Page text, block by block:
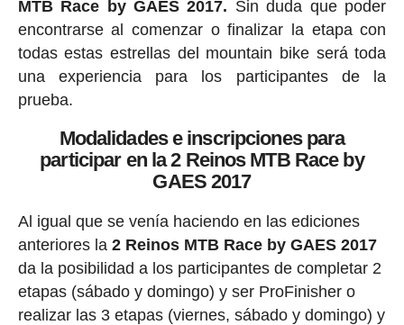
MTB Race by GAES 2017. Sin duda que poder
encontrarse al comenzar o finalizar la etapa con
todas estas estrellas del mountain bike será toda
una experiencia para los participantes de la
prueba.
Modalidades e inscripciones para
participar en la2 Reinos MTB Race by
GAES 2017
Al igual que se venía haciendo en las ediciones
anteriores la 2 Reinos MTB Race by GAES 2017
da la posibilidad a los participantes de completar 2
etapas (sábado y domingo) y ser ProFinisher o
realizar las 3 etapas (viernes, sábado y domingo) y